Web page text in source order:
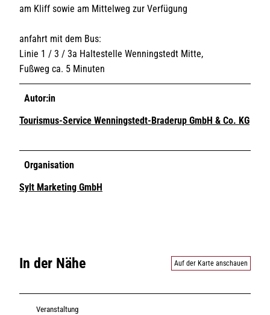
am Kliff sowie am Mittelweg zur Verfügung
anfahrt mit dem Bus:
Linie 1 / 3 / 3a Haltestelle Wenningstedt Mitte,
Fußweg ca. 5 Minuten
Autor:in
Tourismus-Service Wenningstedt-Braderup GmbH & Co. KG
Organisation
Sylt Marketing GmbH
In der Nähe Auf der Karte anschauen
Veranstaltung